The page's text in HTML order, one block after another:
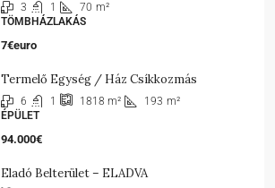
3 1 70 m²
TÖMBHÁZLAKÁS
7€euro
Termelő Egység / Ház Csíkkozmás
6 1 1818 m² 193 m²
ÉPÜLET
94.000€
Eladó Belterület – ELADVA